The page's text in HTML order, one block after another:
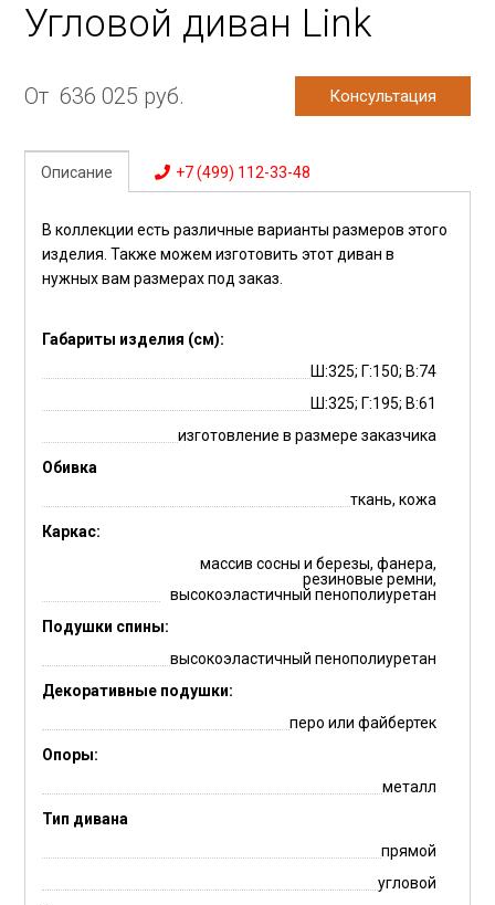
Угловой диван Link
От 636 025 руб. Консультация
Описание +7 (499) 112-33-48
В коллекции есть различные варианты размеров этого
изделия. Также можем изготовить этот диван в
нужных вам размерах под заказ.
Габариты изделия (см):
Ш:325; Г:150; В:74
Ш:325; Г:195; В:61
изготовление в размере заказчика
Обивка
ткань, кожа
Каркас:
массив сосны и березы, фанера,
резиновые ремни,
высокоэластичный пенополиуретан
Подушки спины:
высокоэластичный пенополиуретан
Декоративные подушки:
перо или файбертек
Опоры:
металл
Тип дивана
прямой
угловой